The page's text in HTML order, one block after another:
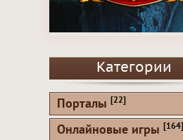
Категории
Порталы [22]
Онлайновые игры [164]